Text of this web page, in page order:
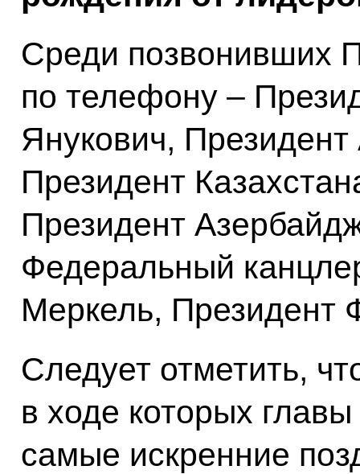
Среди позвонивших
по телефону –
Янукович,
Президент
Президент
Федеральный
Меркель, Президент
Следует отметить,
в ходе которых
самые искренние